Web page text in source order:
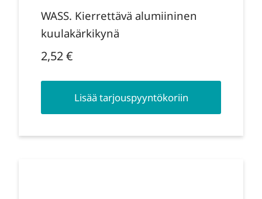
WASS. Kierrettävä alumiininen
kuulakärkikynä
2,52€
Lisää tarjouspyyntökoriin